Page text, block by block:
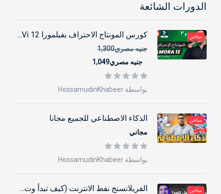
الدورات الشائعة
ساخن كورس المونتاج الاحتراف بفيلمورا 12 Vi...
جنيه مصري1,300
جنيه مصري1,049
بواسطة HossamudinKhabeer
ساخن الذكاء الاصطناعي للجميع مجانا
مجاني
بواسطة HossamudinKhabeer
ساخن الفريلانسنج نفط الانترنت (كيف تبدأ وت...